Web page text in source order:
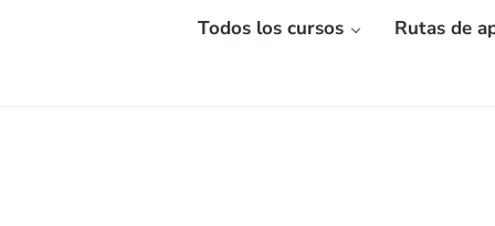
Todos los cursos Rutas de